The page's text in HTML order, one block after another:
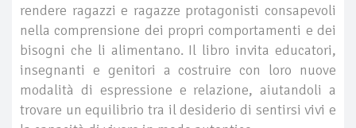
rendere ragazzi e ragazze protagonisti consapevoli
nella comprensione dei propri comportamenti e dei
bisogni che li alimentano. Il libro invita educatori,
insegnanti e genitori a costruire con loro nuove
modalità di espressione e relazione, aiutandoli a
trovare un equilibrio tra il desiderio di sentirsi vivi e